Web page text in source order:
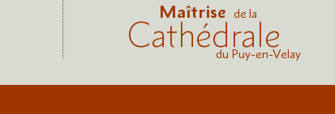
Maîtrise de la
Cathédrale
du Puy-en-Velay